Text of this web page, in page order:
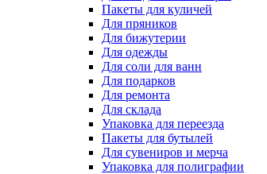
Пакеты для куличей
Для пряников
Для бижутерии
Для одежды
Для соли для ванн
Для подарков
Для ремонта
Для склада
Упаковка для переезда
Пакеты для бутылей
Для сувениров и мерча
Упаковка для полиграфии